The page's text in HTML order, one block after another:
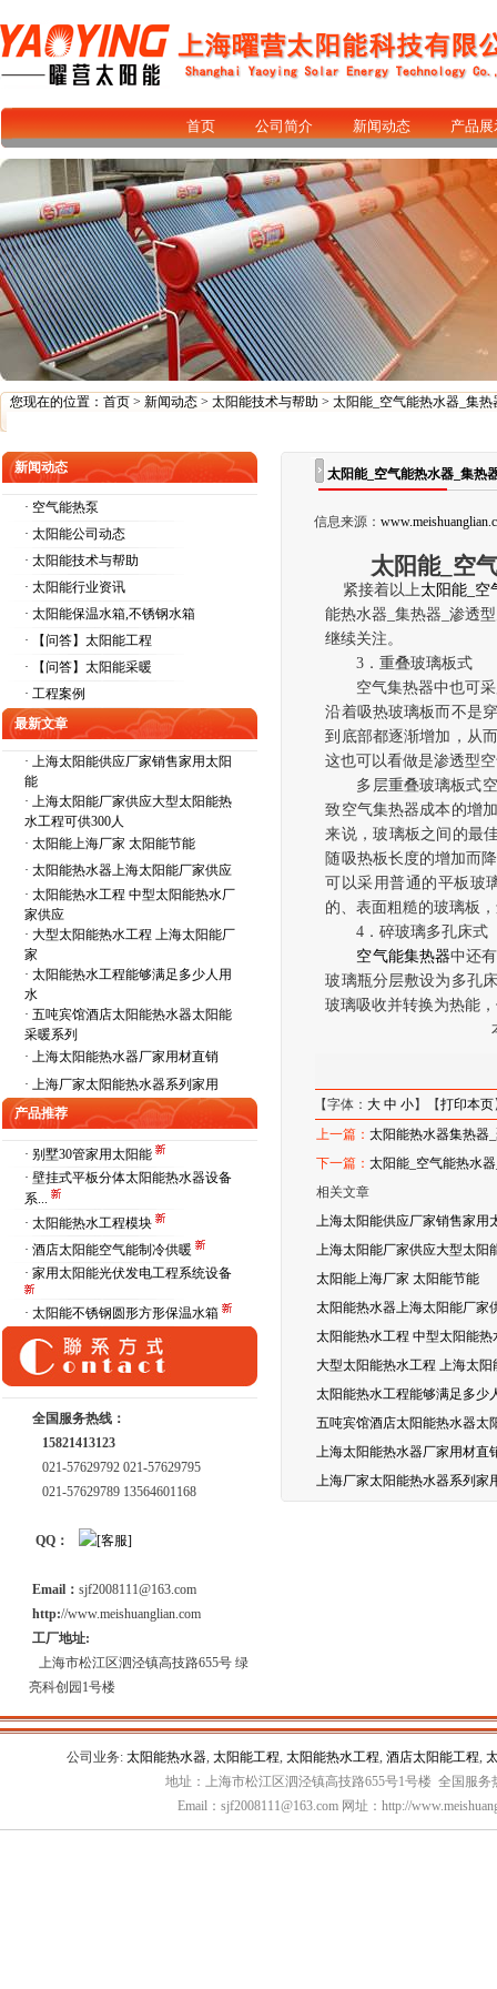
首页 公司简介 新闻动态 产品展
您现在的位置： 首页 > 新闻动态 > 太阳能技术与帮助 > 太阳能_空气能热水器_集
新闻动态
· 空气能热泵
· 太阳能公司动态
· 太阳能技术与帮助
· 太阳能行业资讯
· 太阳能保温水箱,不锈钢水箱
· 【问答】太阳能工程
· 【问答】太阳能采暖
· 工程案例
最新文章
· 上海太阳能供应厂家销售家用太阳
能
· 上海太阳能厂家供应大型太阳能热
水工程可供300人
· 太阳能上海厂家 太阳能节能
· 太阳能热水器上海太阳能厂家供应
· 太阳能热水工程 中型太阳能热水厂
家供应
· 大型太阳能热水工程 上海太阳能厂
家
· 太阳能热水工程能够满足多少人用
水
· 五吨宾馆酒店太阳能热水器太阳能
采暖系列
· 上海太阳能热水器厂家用材直销
· 上海厂家太阳能热水器系列家用
产品推荐
· 别墅30管家用太阳能
· 壁挂式平板分体太阳能热水器设备
系...
· 太阳能热水工程模块
· 酒店太阳能空气能制冷供暖
· 家用太阳能光伏发电工程系统设备
· 太阳能不锈钢圆形方形保温水箱
全国服务热线：
15821413123
021-57629792 021-57629795
021-57629789 13564601168
QQ：
Email： sjf2008111@163.com
http://www.meishuanglian.com
工厂地址:
上海市松江区泗泾镇高技路655号 绿
亮科创园1号楼
太阳能_空气能热水器_集热
信息来源：
太阳能_ 空
紧接着以上太阳能 空
能热水器 _集热器 _渗透
继续关注。
3 ．重叠玻璃板式
空气集热器中也可
沿着吸热玻璃板而不是
到底部都逐渐增加，从
这也可以看做是渗透型
多层重叠玻璃板式
致空气集热器成本的增
来说，玻璃板之间的最
随吸热板长度的增加而
可以采用普通的平板玻
的、表面粗糙的玻璃板
4 ．碎玻璃多孔床式
空气能集热器中还
玻璃瓶分层敷设为多孔
玻璃吸收并转换为热能
【字体：大 中 小】【打印本页
上一篇：太阳能热水器集热器
下一篇：太阳能_空气能热水
相关文章
上海太阳能供应厂家销售家用
上海太阳能厂家供应大型太阳
太阳能上海厂家 太阳能节能
太阳能热水器上海太阳能厂家
太阳能热水工程 中型太阳能热
大型太阳能热水工程 上海太阳
太阳能热水工程能够满足多少
五吨宾馆酒店太阳能热水器太
上海太阳能热水器厂家用材直
上海厂家太阳能热水器系列家
公司业务: 太阳能热水器, 太阳能工程, 太阳能热水工程, 酒店太阳能工程,
地址：上海市松江区泗泾镇高技路655号1号楼 全国服务
Email：sjf2008111@163.com 网址：http://